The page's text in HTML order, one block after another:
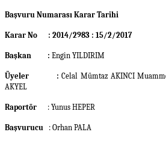
Başvuru Numarası Karar Tarihi
Karar No : 2014/2983 : 15/2/2017
Başkan : Engin YILDIRIM
Üyeler : Celal Mümtaz AKINCI
AKYEL
Raportör : Yunus HEPER
Başvurucu : Orhan PALA